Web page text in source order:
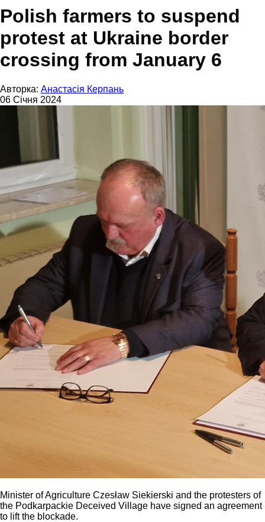
Polish farmers to suspend
protest at Ukraine border
crossing from January 6
Авторка: Анастасія Керпань
06 Січня 2024
Minister of Agriculture Czesław Siekierski and the protesters of
the Podkarpackie Deceived Village have signed an agreement
to lift the blockade.